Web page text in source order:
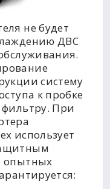
не будет
ДВС
систему
к пробке
При
использует
опытных